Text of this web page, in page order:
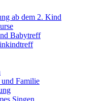
ab dem 2. Kind
Babytreff
Familie
Singen